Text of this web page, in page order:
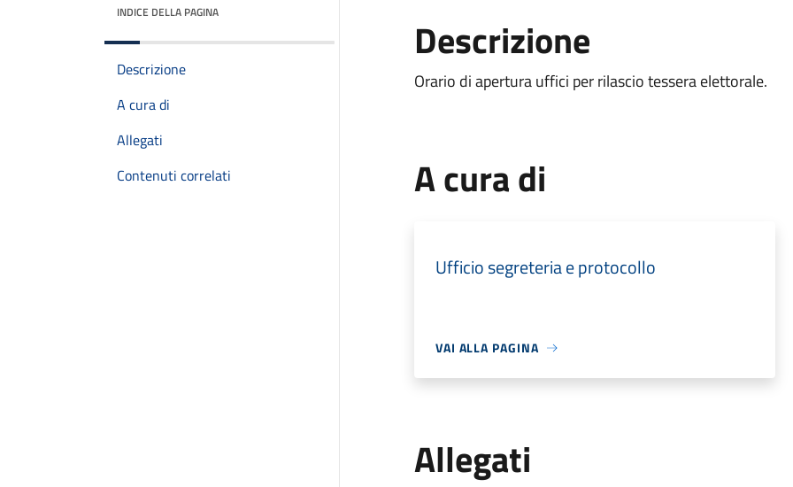
INDICE DELLA PAGINA
Descrizione
A cura di
Allegati
Contenuti correlati
Descrizione
Orario di apertura uffici per rilascio tessera elettorale.
A cura di
Ufficio segreteria e protocollo
VAI ALLA PAGINA
Allegati